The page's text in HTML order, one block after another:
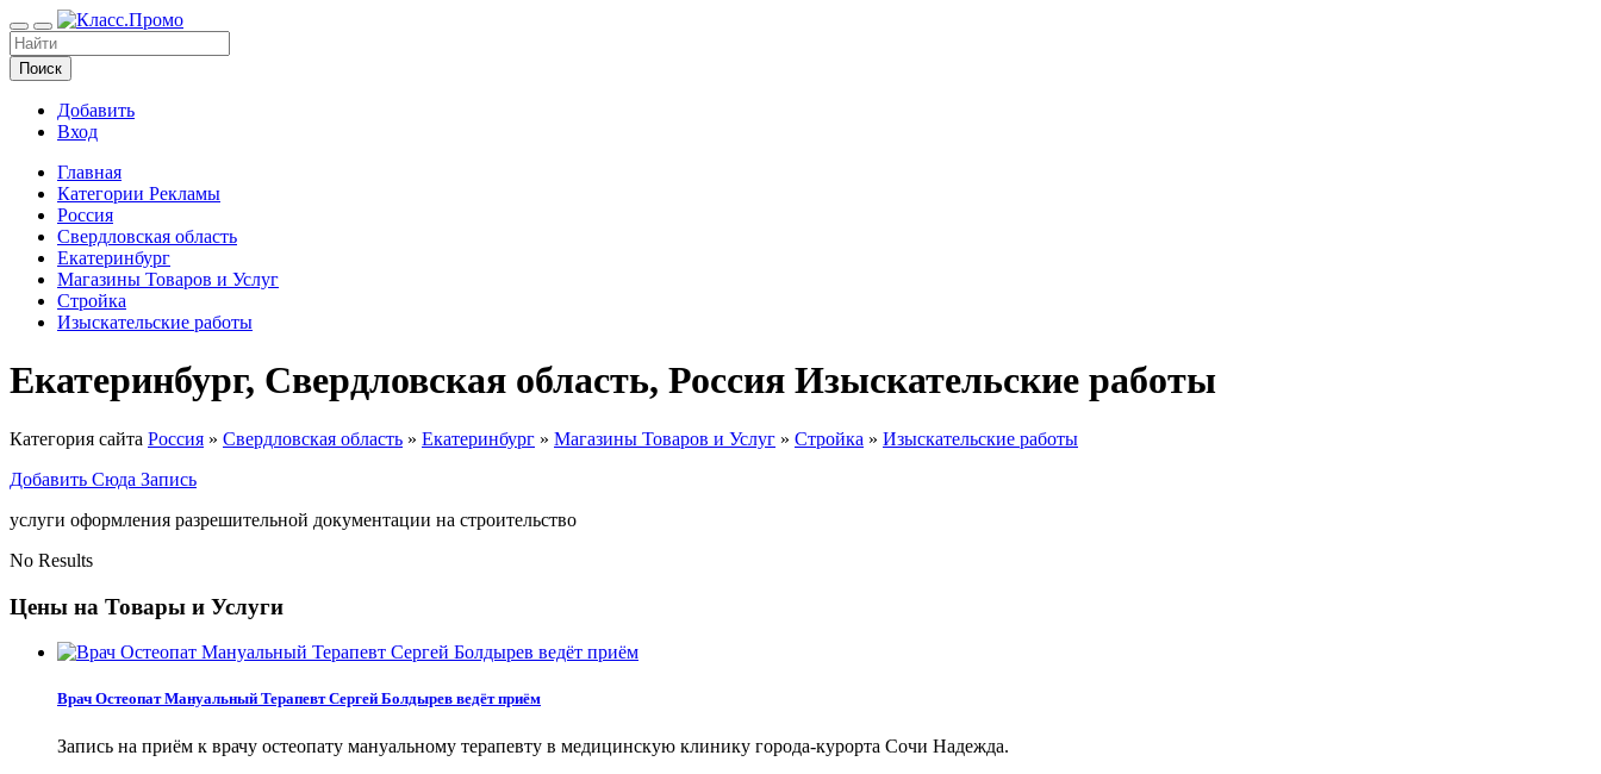
Поиск
Добавить
Вход
Главная
Категории Рекламы
Россия
Свердловская область
Екатеринбург
Магазины Товаров и Услуг
Стройка
Изыскательские работы
Екатеринбург, Свердловская область, Россия Изыскательские работы
Категория сайта Россия » Свердловская область » Екатеринбург » Магазины Товаров и Услуг » Стройка » Изыскательские работы
Добавить Сюда Запись
услуги оформления разрешительной документации на строительство
No Results
Цены на Товары и Услуги
Врач Остеопат Мануальный Терапевт Сергей Болдырев ведёт приём
Запись на приём к врачу остеопату мануальному терапевту в медицинскую клинику города-курорта Сочи Надежда.